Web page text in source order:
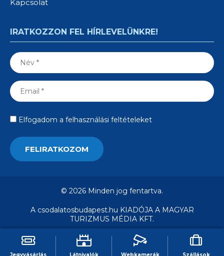
Kapcsolat
IRATKOZZON FEL HÍRLEVELÜNKRE!
Elfogadom a felhasználási feltételeket
© 2026 Minden jog fentartva.
A csodalatosbudapest.hu KIADÓJA A MAGYAR
TURIZMUS MÉDIA KFT.
Jegyvásárlás Látnivalók Webkamerák Szállások